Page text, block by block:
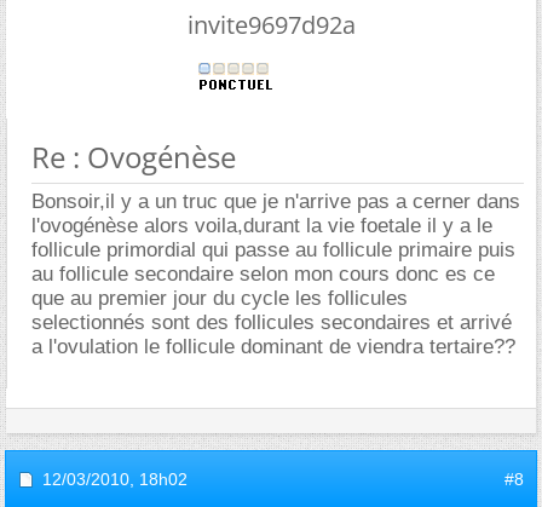
invite9697d92a
Re : Ovogénèse
Bonsoir,il y a un truc que je n'arrive pas a cerner dans
l'ovogénèse alors voila,durant la vie foetale il y a le
follicule primordial qui passe au follicule primaire puis
au follicule secondaire selon mon cours donc es ce
que au premier jour du cycle les follicules
selectionnés sont des follicules secondaires et arrivé
a l'ovulation le follicule dominant de viendra tertaire??
12/03/2010, 18h02 #8